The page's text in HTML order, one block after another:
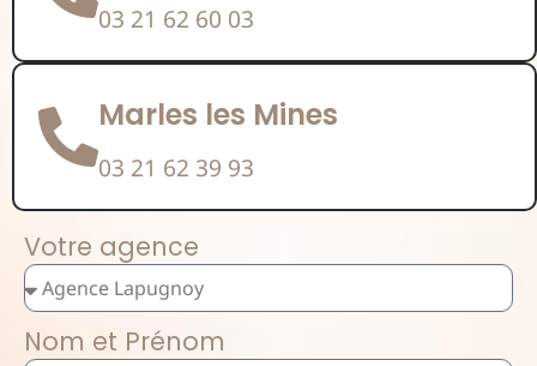
03 21 62 60 03
Marles les Mines
03 21 62 39 93
Votre agence
Nom et Prénom